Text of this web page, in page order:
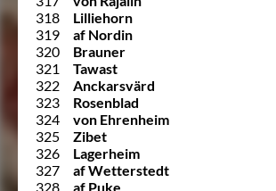
318
Lilliehorn
319
af Nordin
320
Brauner
321
Tawast
322
Anckarsvärd
323
Rosenblad
324
von Ehrenheim
325
Zibet
326
Lagerheim
327
af Wetterstedt
328
af Puke